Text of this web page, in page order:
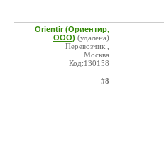
Orientir (Ориентир,
ООО) (удалена)
Перевозчик ,
Москва
Код:130158
#8